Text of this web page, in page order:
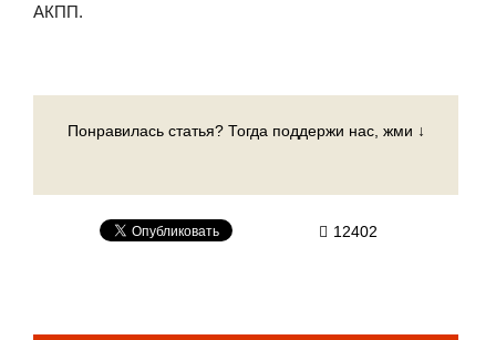
АКПП.
Понравилась статья? Тогда поддержи нас, жми ↓
12402